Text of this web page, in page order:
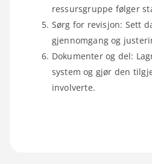
ressursgruppe følger
Sørg for revisjon: Sett
gjennomgang og
Dokumenter og del:
system og gjør den
involverte.